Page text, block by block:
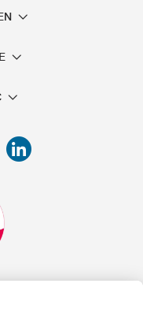
Aktion verlangte Preis
Website sind die